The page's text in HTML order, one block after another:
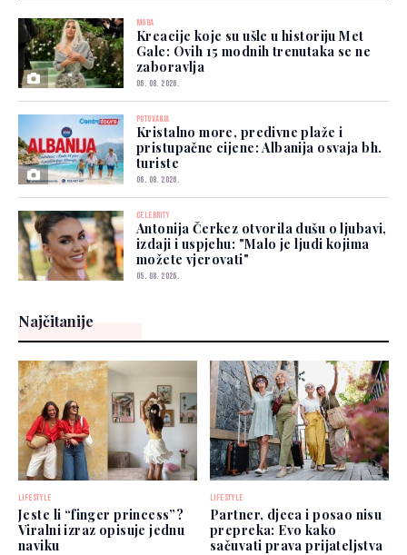
MODA
Kreacije koje su ušle u historiju Met
Gale: Ovih 15 modnih trenutaka se ne
zaboravlja
06. 08. 2026.
PUTOVANJA
Kristalno more, predivne plaže i
pristupačne cijene: Albanija osvaja bh.
turiste
06. 08. 2026.
CELEBRITY
Antonija Čerkez otvorila dušu o ljubavi,
izdaji i uspjehu: "Malo je ljudi kojima
možete vjerovati"
05. 08. 2026.
Najčitanije
LIFESTYLE
Jeste li “finger princess”?
Viralni izraz opisuje jednu
naviku
LIFESTYLE
Partner, djeca i posao nisu
prepreka: Evo kako
sačuvati prava prijateljstva